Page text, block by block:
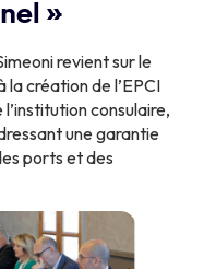
»
revient sur le
création de l’EPCI
consulaire,
une garantie
ports et des